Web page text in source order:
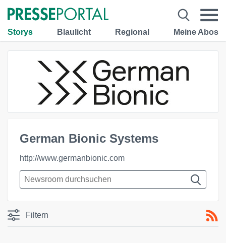
Storys Blaulicht Regional Meine Abos
German Bionic Systems
http://www.germanbionic.com
Filtern